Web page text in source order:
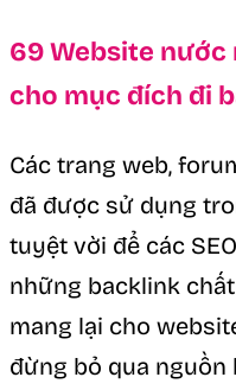
69 Website
cho mục đích đi
Các trang web,
đã được sử dụng
tuyệt vời để các
những backlink
mang lại cho
đừng bỏ qua